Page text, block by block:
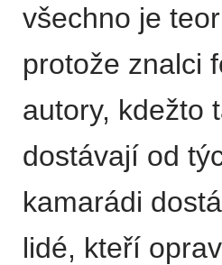
všechno je
protože znalci
autory, kdežto
dostávají od
kamarádi
lidé, kteří